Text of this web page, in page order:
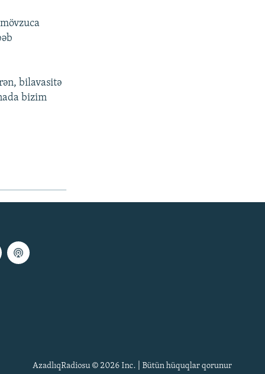
bilavasitə
bizim
AzadlıqRadiosu © 2026 Inc. | Bütün hüquqlar qorunur